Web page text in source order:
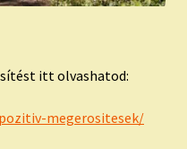
itt olvashatod:
megerositesek/